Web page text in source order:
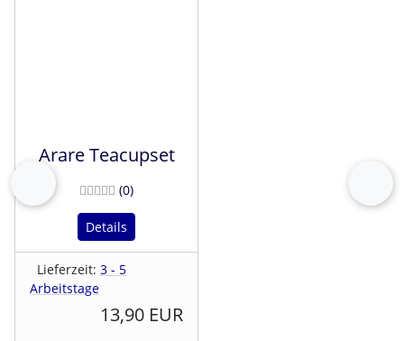
zurück
Arare Teacupset
(0Bewertungen
)
Details
Lieferzeit: 3 - 5
Arbeitstage
13,90 EUR
vor